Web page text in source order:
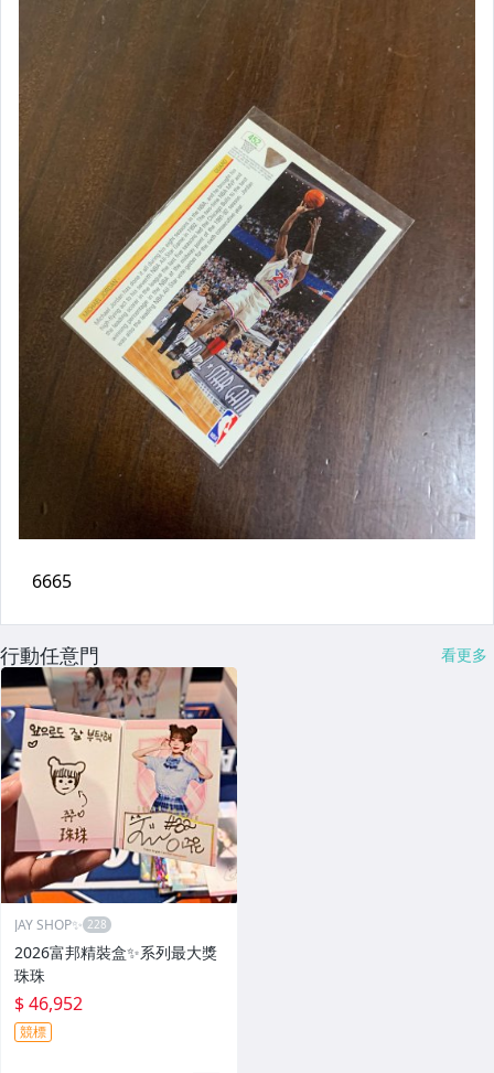
行動任意門 看更多
JAY SHOP✨
2026富邦精裝盒✨系列最大獎
珠珠
$ 46,952
競標